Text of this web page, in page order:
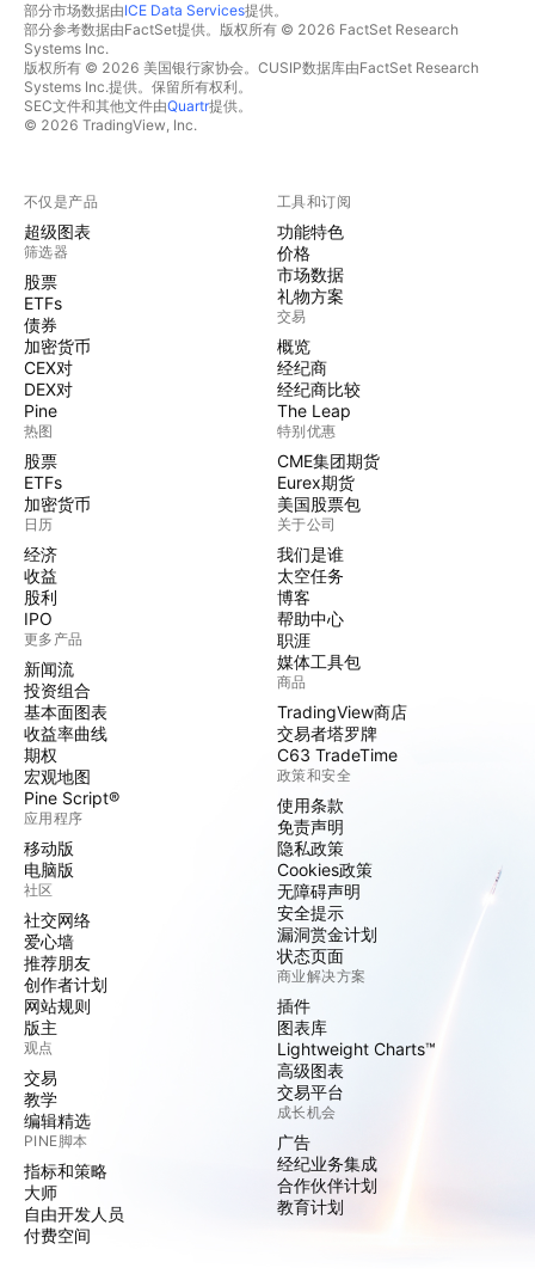
部分市场数据由ICE Data Services提供。
部分参考数据由FactSet提供。版权所有 © 2026 FactSet Research
Systems Inc.
版权所有 © 2026 美国银行家协会。CUSIP数据库由FactSet Research
Systems Inc.提供。保留所有权利。
SEC文件和其他文件由Quartr提供。
© 2026 TradingView, Inc.
不仅是产品
超级图表
筛选器
股票
ETFs
债券
加密货币
CEX对
DEX对
Pine
热图
股票
ETFs
加密货币
日历
经济
收益
股利
IPO
更多产品
新闻流
投资组合
基本面图表
收益率曲线
期权
宏观地图
Pine Script®
应用程序
移动版
电脑版
社区
社交网络
爱心墙
推荐朋友
创作者计划
网站规则
版主
观点
交易
教学
编辑精选
PINE脚本
指标和策略
大师
自由开发人员
付费空间
工具和订阅
功能特色
价格
市场数据
礼物方案
交易
概览
经纪商
经纪商比较
The Leap
特别优惠
CME集团期货
Eurex期货
美国股票包
关于公司
我们是谁
太空任务
博客
帮助中心
职涯
媒体工具包
商品
TradingView商店
交易者塔罗牌
C63 TradeTime
政策和安全
使用条款
免责声明
隐私政策
Cookies政策
无障碍声明
安全提示
漏洞赏金计划
状态页面
商业解决方案
插件
图表库
Lightweight Charts™
高级图表
交易平台
成长机会
广告
经纪业务集成
合作伙伴计划
教育计划